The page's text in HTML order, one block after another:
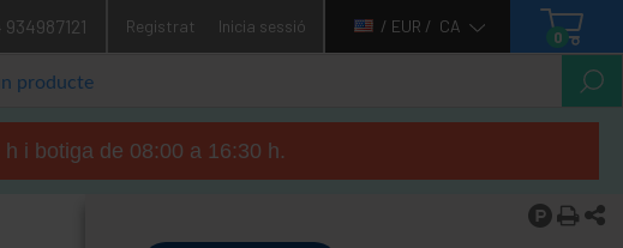
934987121 Registrat Inicia sessió / EUR / CA
0
i botiga de 08:00 a 16:30 h.